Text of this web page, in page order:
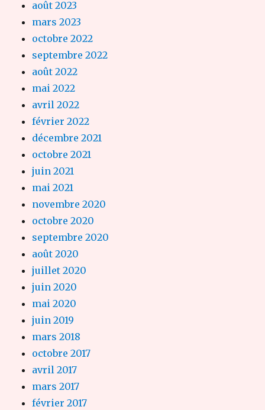
août 2023
mars 2023
octobre 2022
septembre 2022
août 2022
mai 2022
avril 2022
février 2022
décembre 2021
octobre 2021
juin 2021
mai 2021
novembre 2020
octobre 2020
septembre 2020
août 2020
juillet 2020
juin 2020
mai 2020
juin 2019
mars 2018
octobre 2017
avril 2017
mars 2017
février 2017